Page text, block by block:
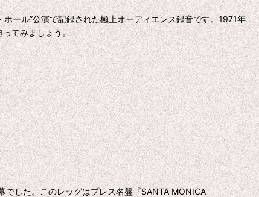
ール”公演で記録された極上オーディエンス録音です。1971年
てみましょう。
した。このレッグはプレス名盤『SANTA MONICA